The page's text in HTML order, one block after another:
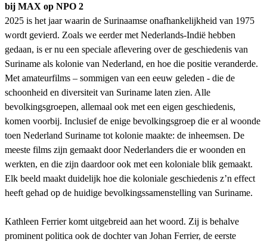
bij MAX op NPO 2
2025 is het jaar waarin de Surinaamse onafhankelijkheid van 1975
wordt gevierd. Zoals we eerder met Nederlands-Indië hebben
gedaan, is er nu een speciale aflevering over de geschiedenis van
Suriname als kolonie van Nederland, en hoe die positie veranderde.
Met amateurfilms – sommigen van een eeuw geleden - die de
schoonheid en diversiteit van Suriname laten zien. Alle
bevolkingsgroepen, allemaal ook met een eigen geschiedenis,
komen voorbij. Inclusief de enige bevolkingsgroep die er al woonde
toen Nederland Suriname tot kolonie maakte: de inheemsen. De
meeste films zijn gemaakt door Nederlanders die er woonden en
werkten, en die zijn daardoor ook met een koloniale blik gemaakt.
Elk beeld maakt duidelijk hoe die koloniale geschiedenis z’n effect
heeft gehad op de huidige bevolkingssamenstelling van Suriname.
Kathleen Ferrier komt uitgebreid aan het woord. Zij is behalve
prominent politica ook de dochter van Johan Ferrier, de eerste